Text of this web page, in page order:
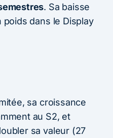
. Sa baisse
dans le Display
sa croissance
au S2, et
sa valeur (27